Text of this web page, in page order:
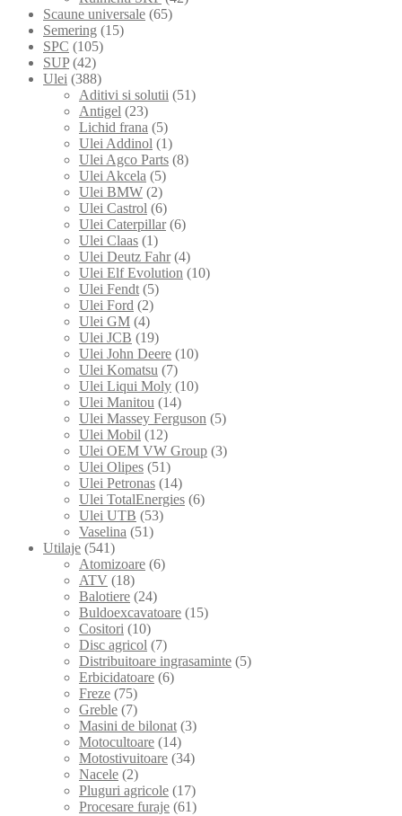
Scaune universale (65)
Semering (15)
SPC (105)
SUP (42)
Ulei (388)
Aditivi si solutii (51)
Antigel (23)
Lichid frana (5)
Ulei Addinol (1)
Ulei Agco Parts (8)
Ulei Akcela (5)
Ulei BMW (2)
Ulei Castrol (6)
Ulei Caterpillar (6)
Ulei Claas (1)
Ulei Deutz Fahr (4)
Ulei Elf Evolution (10)
Ulei Fendt (5)
Ulei Ford (2)
Ulei GM (4)
Ulei JCB (19)
Ulei John Deere (10)
Ulei Komatsu (7)
Ulei Liqui Moly (10)
Ulei Manitou (14)
Ulei Massey Ferguson (5)
Ulei Mobil (12)
Ulei OEM VW Group (3)
Ulei Olipes (51)
Ulei Petronas (14)
Ulei TotalEnergies (6)
Ulei UTB (53)
Vaselina (51)
Utilaje (541)
Atomizoare (6)
ATV (18)
Balotiere (24)
Buldoexcavatoare (15)
Cositori (10)
Disc agricol (7)
Distribuitoare ingrasaminte (5)
Erbicidatoare (6)
Freze (75)
Greble (7)
Masini de bilonat (3)
Motocultoare (14)
Motostivuitoare (34)
Nacele (2)
Pluguri agricole (17)
Procesare furaje (61)